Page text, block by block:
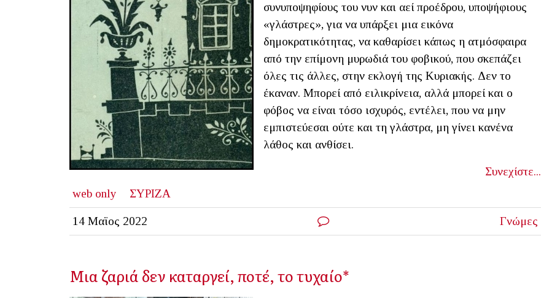
συνυποψηφίους του νυν και αεί προέδρου, υποψήφιους
«γλάστρες», για να υπάρξει μια εικόνα
δημοκρατικότητας, να καθαρίσει κάπως η ατμόσφαιρα
από την επίμονη μυρωδιά του φοβικού, που σκεπάζει
όλες τις άλλες, στην εκλογή της Κυριακής. Δεν το
έκαναν. Μπορεί από ειλικρίνεια, αλλά μπορεί και ο
φόβος να είναι τόσο ισχυρός, εντέλει, που να μην
εμπιστεύεσαι ούτε και τη γλάστρα, μη γίνει κανένα
λάθος και ανθίσει.
Συνεχίστε...
web only
ΣΥΡΙΖΑ
14 Μαϊος 2022 Γνώμες
Μια ζαριά δεν καταργεί, ποτέ, το τυχαίο*